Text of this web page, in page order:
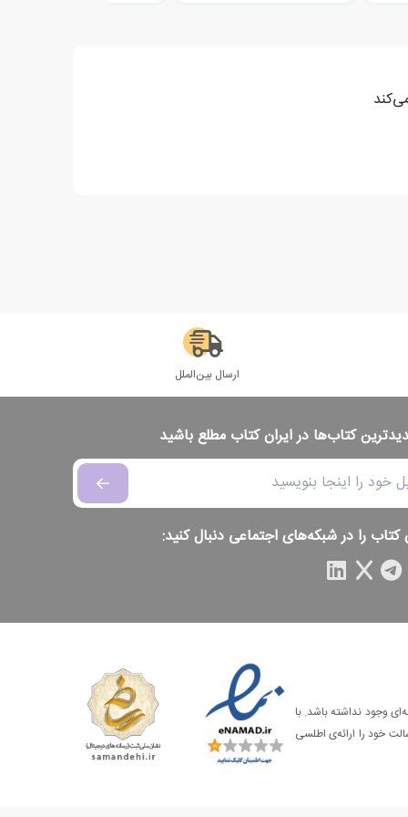
ارسال بین‌الملل
کتاب‌ها در ایران کتاب مطلع باشید
کتاب را در شبکه‌های اجتماعی دنبال کنید:
وجود نداشته باشد. با
خود را ارائه‌ی اطلسی